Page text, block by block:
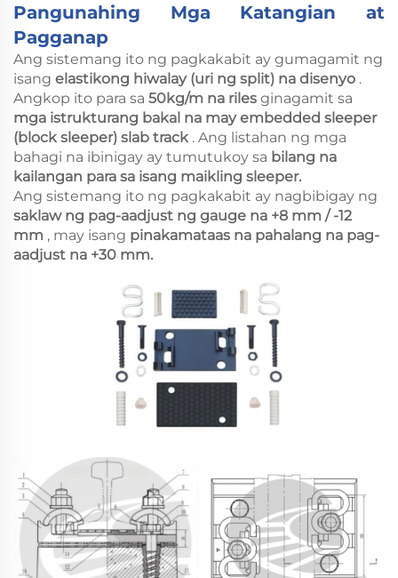
Pangunahing Mga Katangian at
Pagganap
Ang sistemang ito ng pagkakabit ay gumagamit ng
isang elastikong hiwalay (uri ng split) na disenyo .
Angkop ito para sa 50kg/m na riles ginagamit sa
mga istrukturang bakal na may embedded sleeper
(block sleeper) slab track . Ang listahan ng mga
bahagi na ibinigay ay tumutukoy sa bilang na
kailangan para sa isang maikling sleeper.
Ang sistemang ito ng pagkakabit ay nagbibigay ng
saklaw ng pag-aadjust ng gauge na +8 mm / -12
mm , may isang pinakamataas na pahalang na pag-
aadjust na +30 mm.